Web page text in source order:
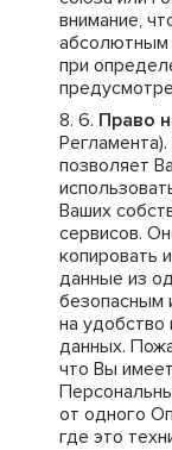
внимание,
абсолютным
при
Право
позволяет
Ваших
сервисов.
копировать
данные из
безопасным
на удобство
данных.
что Вы
от одного
где это